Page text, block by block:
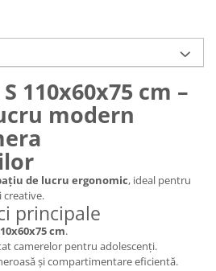
110x60x75 cm –
modern
de lucru ergonomic, ideal pentru
creative.
principale
cm.
camerelor pentru adolescenți.
și compartimentare eficientă.